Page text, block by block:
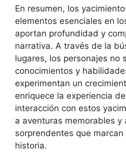
En resumen, los
elementos esenciales en
aportan profundidad y
narrativa. A través de la
lugares, los personajes no
conocimientos y
experimentan un
enriquece la experiencia
interacción con estos
a aventuras memorables y
sorprendentes que
historia.